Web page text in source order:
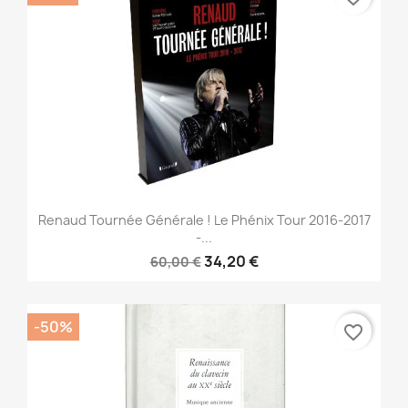
Renaud Tournée Générale ! Le Phénix Tour 2016-2017
-...
60,00 €34,20 €
-50% favorite_border